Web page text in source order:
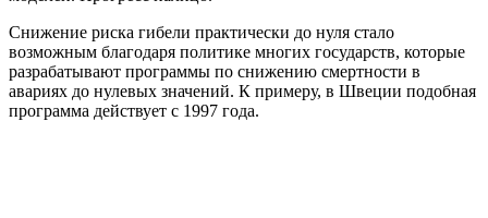
Снижение риска гибели практически до нуля стало
возможным благодаря политике многих государств, которые
разрабатывают программы по снижению смертности в
авариях до нулевых значений. К примеру, в Швеции подобная
программа действует с 1997 года.